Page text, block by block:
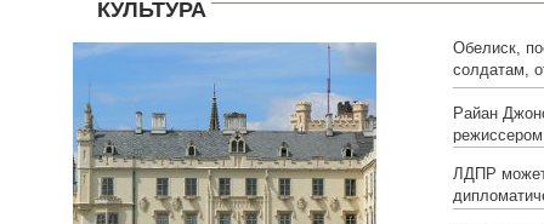
КУЛЬТУРА
Обелиск,
солдатам,
Райан
ЛДПР